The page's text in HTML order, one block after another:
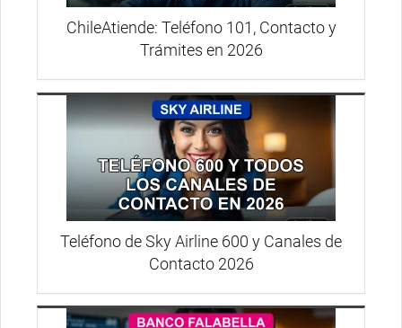
ChileAtiende: Teléfono 101, Contacto y
Trámites en 2026
Teléfono de Sky Airline 600 y Canales de
Contacto 2026